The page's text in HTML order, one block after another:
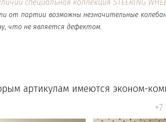
специальная коллекция STEERING
от партии возможны незначительные
что не является дефектом.
артикулам имеются эконом-